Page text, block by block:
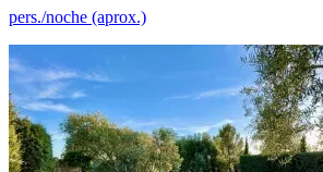
pers./noche (aprox.)